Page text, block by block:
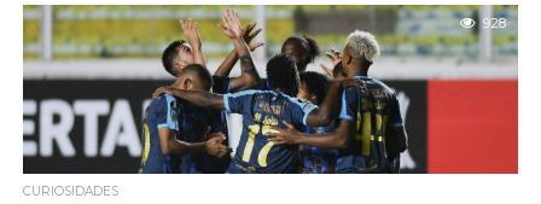
928
CURIOSIDADES